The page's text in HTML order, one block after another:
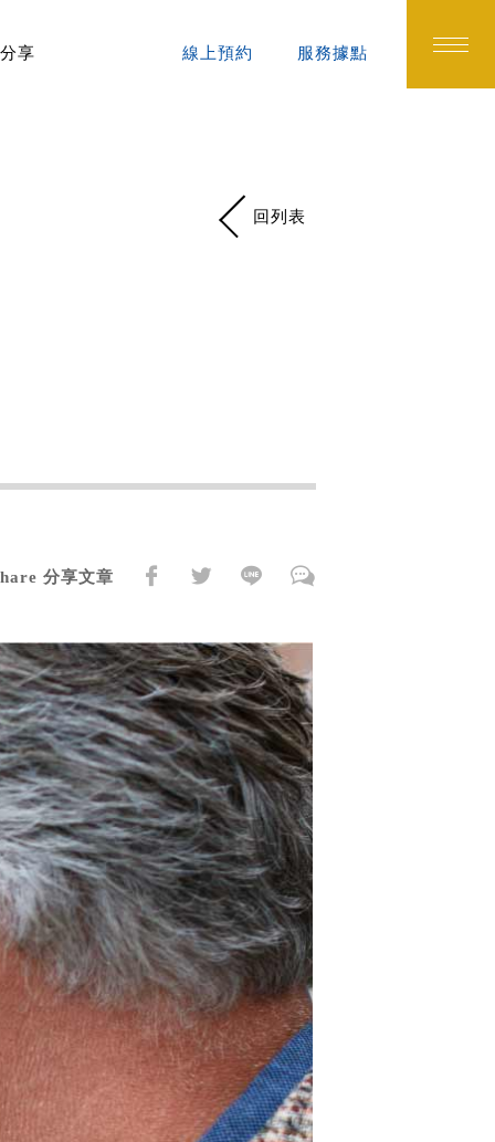
享 線上預約 服務據點
回列表
分享文章